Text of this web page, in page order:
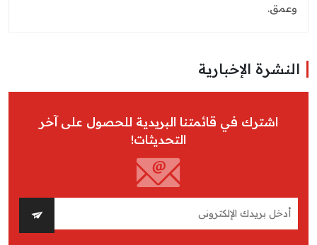
وعمق.
النشرة الإخبارية
اشترك في قائمتنا البريدية للحصول على آخر
التحديثات!